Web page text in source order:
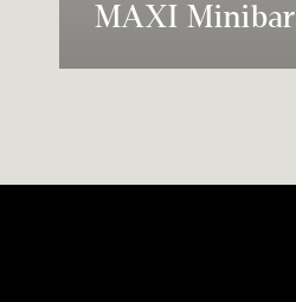
MAXI Minibar